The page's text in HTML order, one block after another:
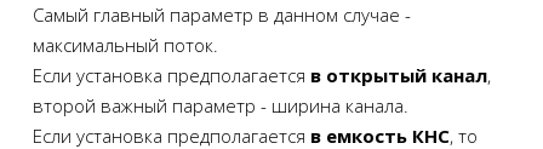
Самый главный параметр в данном случае -
максимальный поток.
Если установка предполагается в открытый канал,
второй важный параметр - ширина канала.
Если установка предполагается в емкость КНС, то